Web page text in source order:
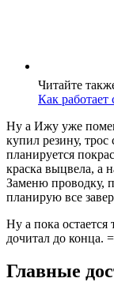
Читайте
Как
Ну а Ижу уже
купил резину,
планируется
краска выцвела, а
Заменю проводку,
планирую все
Ну а пока остается
дочитал до конца.
Главные